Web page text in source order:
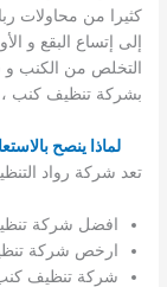
كثيرا من محاولات
إلى إتساع البقع و
التخلص من الكنب و
بشركة تنظيف كنب ،
لماذا ينصح
تعد شركة رواد
افضل شركة
ارخص شركة
شركة تنظيف كنب